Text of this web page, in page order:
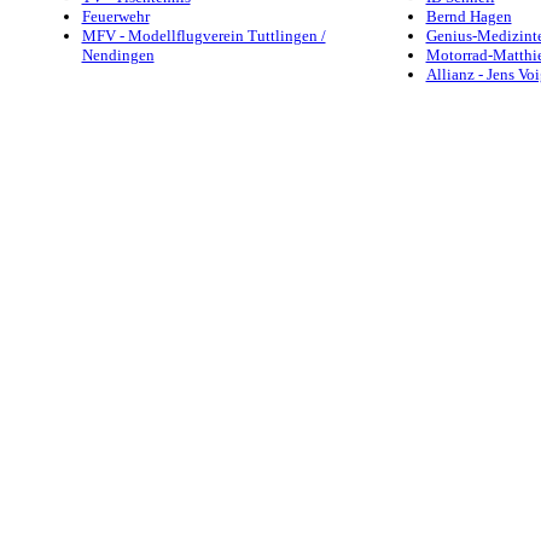
Feuerwehr
MFV - Modellflugverein Tuttlingen /
Nendingen
Bernd Hagen
Genius-
Motorrad-
Allianz - Jens